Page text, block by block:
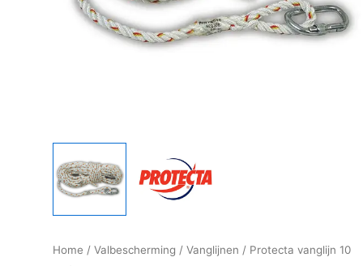
Home / Valbescherming / Vanglijnen / Protecta vanglijn 10